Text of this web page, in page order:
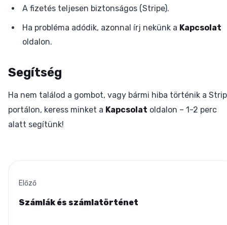
A fizetés teljesen biztonságos (Stripe).
Ha probléma adódik, azonnal írj nekünk a Kapcsolat
oldalon.
Segítség
Ha nem találod a gombot, vagy bármi hiba történik a
portálon, keress minket a Kapcsolat oldalon – 1-2 perc
alatt segítünk!
Előző
Számlák és számlatörténet